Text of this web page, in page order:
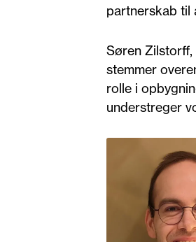
partnerskab
Søren Zilstorff,
stemmer
rolle i
understreger